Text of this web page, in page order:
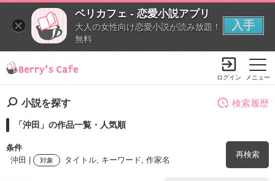
ベリカフェ - 恋愛小説アプリ
大人の女性向け恋愛小説が読み放題！
無料
入手
メニュー
ログイン
小説を探す
「沖田」の作品一覧・人気順
条件
沖田 |
対象 タイトル, キーワード, 作家名
再検索
検索履歴